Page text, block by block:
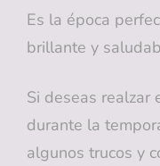
Es la época
brillante y
Si deseas realzar
durante la
algunos trucos y